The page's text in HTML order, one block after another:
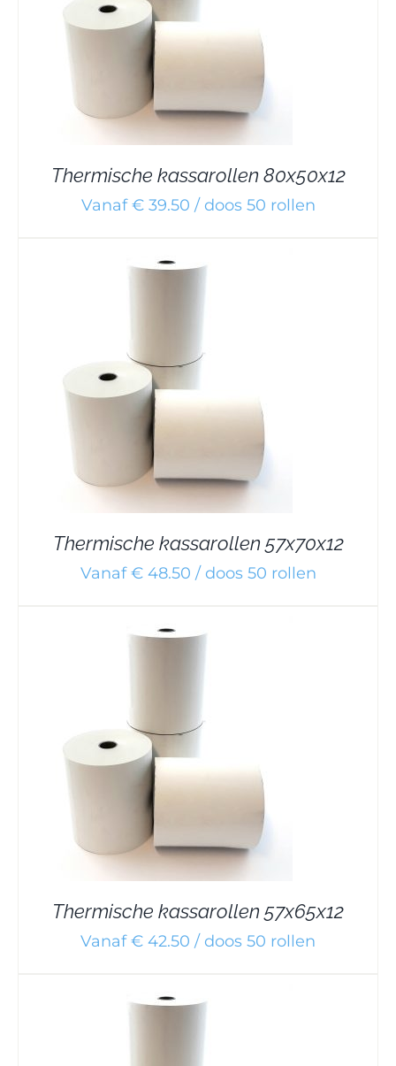
Thermische kassarollen 80x50x12
Vanaf € 39.50 / doos 50 rollen
Thermische kassarollen 57x70x12
Vanaf € 48.50 / doos 50 rollen
Thermische kassarollen 57x65x12
Vanaf € 42.50 / doos 50 rollen